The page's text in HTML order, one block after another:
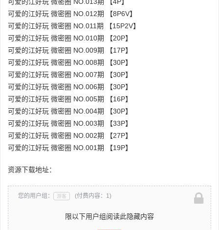
可爱的江好玩 微密圈 NO.012期 【8P6V】
可爱的江好玩 微密圈 NO.011期 【15P2V】
可爱的江好玩 微密圈 NO.010期 【20P】
可爱的江好玩 微密圈 NO.009期 【17P】
可爱的江好玩 微密圈 NO.008期 【30P】
可爱的江好玩 微密圈 NO.007期 【30P】
可爱的江好玩 微密圈 NO.006期 【30P】
可爱的江好玩 微密圈 NO.005期 【16P】
可爱的江好玩 微密圈 NO.004期 【30P】
可爱的江好玩 微密圈 NO.003期 【33P】
可爱的江好玩 微密圈 NO.002期 【27P】
可爱的江好玩 微密圈 NO.001期 【19P】
资源下载地址：
您的用户组： 游客 (付费内容：1)
限以下用户组阅读此隐藏内容